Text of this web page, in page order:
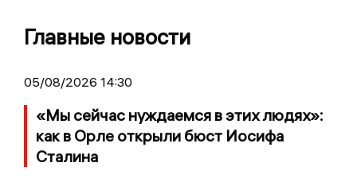
Главные новости
05/08/2026 14:30
«Мы сейчас нуждаемся в этих людях»:
как в Орле открыли бюст Иосифа
Сталина